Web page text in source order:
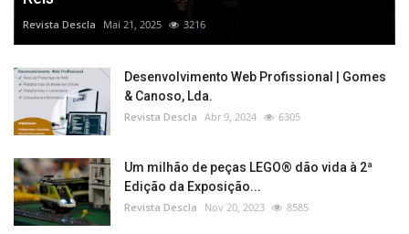
Revista Descla Mai 21, 2025 3216
Desenvolvimento Web Profissional | Gomes
& Canoso, Lda.
Revista Descla Abr 9, 2024 6305
Um milhão de peças LEGO® dão vida à 2ª
Edição da Exposição...
Revista Descla Nov 20, 2023 8585